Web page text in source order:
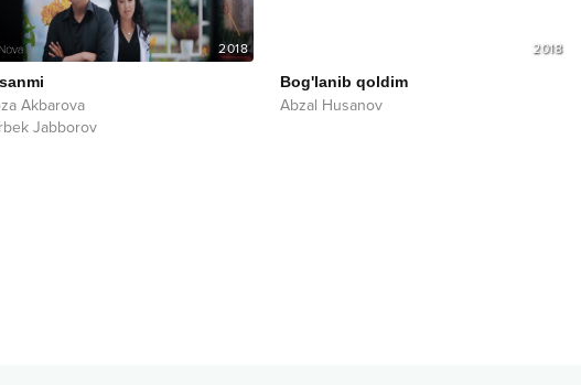
2018
Akbarova
Jabborov
2018
Bog'lanib qoldim
Abzal Husanov